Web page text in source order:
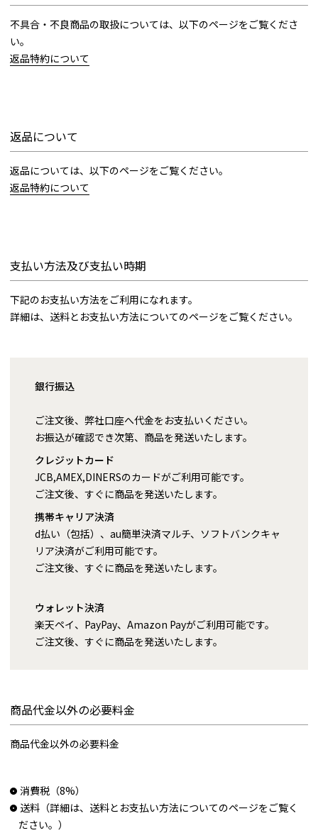
不具合・不良商品の取扱については、以下のページをご覧くださ
い。
返品特約について
返品について
返品については、以下のページをご覧ください。
返品特約について
支払い方法及び支払い時期
下記のお支払い方法をご利用になれます。
詳細は、送料とお支払い方法についてのページをご覧ください。
銀行振込
ご注文後、弊社口座へ代金をお支払いください。
お振込が確認でき次第、商品を発送いたします。
クレジットカード
JCB,AMEX,DINERSのカードがご利用可能です。
ご注文後、すぐに商品を発送いたします。
携帯キャリア決済
d払い（包括）、au簡単決済マルチ、ソフトバンクキャ
リア決済がご利用可能です。
ご注文後、すぐに商品を発送いたします。
ウォレット決済
楽天ペイ、PayPay、Amazon Payがご利用可能です。
ご注文後、すぐに商品を発送いたします。
商品代金以外の必要料金
商品代金以外の必要料金
消費税（8%）
送料（詳細は、送料とお支払い方法についてのページをご覧く
ださい。）